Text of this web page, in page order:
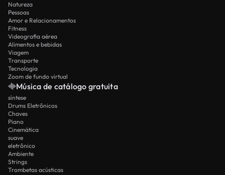
Natureza
Pessoas
Amor e Relacionamentos
Fitness
Videografia aérea
Alimentos e bebidas
Viagem
Transporte
Tecnologia
Zoom de fundo virtual
Música de catálogo gratuita
síntese
Drums Eletrônicos
Chaves
Piano
Cinemática
suave
eletrônico
Ambiente
Strings
Trombetas acústicas